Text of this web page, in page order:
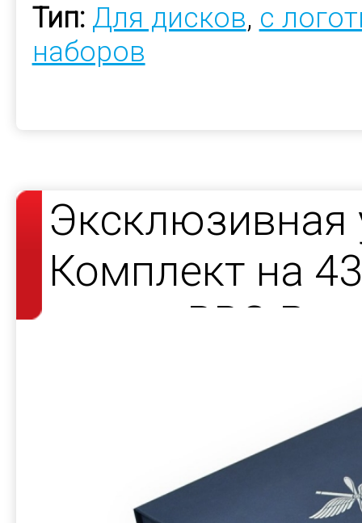
Тип: Для дисков, с
наборов
Эксклюзивная
Комплект на
летию ВВС